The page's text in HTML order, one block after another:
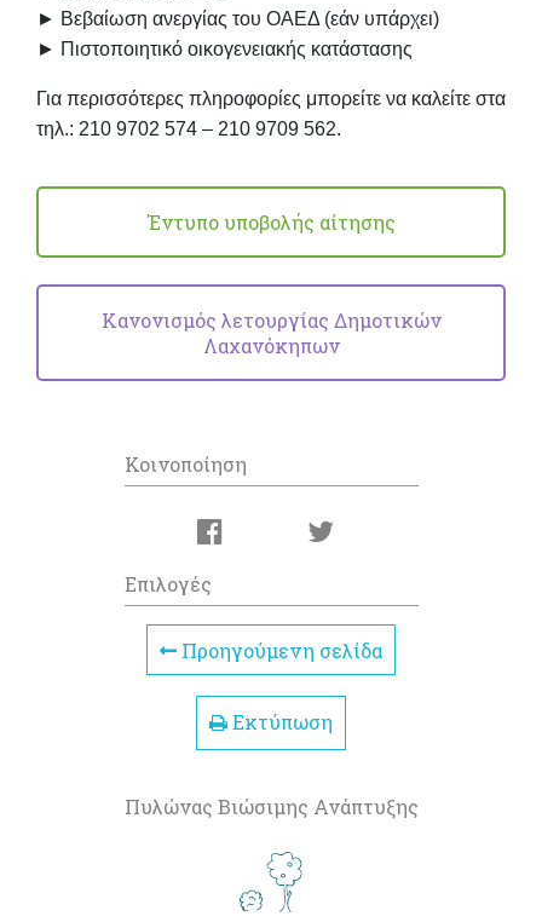
► Βεβαίωση ανεργίας του ΟΑΕΔ (εάν υπάρχει)
► Πιστοποιητικό οικογενειακής κατάστασης
Για περισσότερες πληροφορίες μπορείτε να καλείτε στα
τηλ.: 210 9702 574 – 210 9709 562.
Έντυπο υποβολής αίτησης
Κανονισμός λετουργίας Δημοτικών
Λαχανόκηπων
Κοινοποίηση
Επιλογές
Προηγούμενη σελίδα
Εκτύπωση
Πυλώνας Βιώσιμης Ανάπτυξης